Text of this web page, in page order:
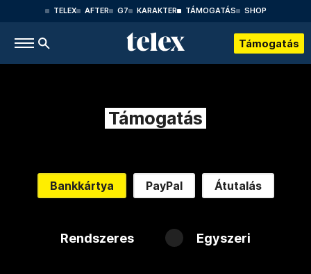
TELEX AFTER G7 KARAKTER TÁMOGATÁS SHOP
Támogatás
Támogatás
Bankkártya PayPal Átutalás
Rendszeres Egyszeri